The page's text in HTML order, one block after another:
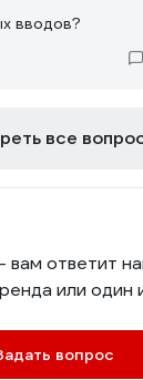
вводов?
все
вам ответит
или один
вопрос